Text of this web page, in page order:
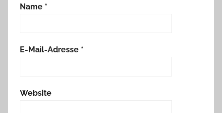
Name *
E-Mail-Adresse *
Website